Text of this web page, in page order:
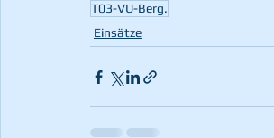
T03-VU-Berg.
Einsätze